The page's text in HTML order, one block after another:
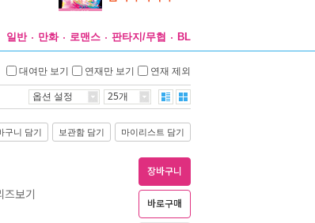
일반 만화 로맨스 판타지/무협 BL
대여만 보기 연재만 보기 연재 제외
옵션 설정 25개
구니 담기 보관함 담기 마이리스트 담기
보기
장바구니
바로구매